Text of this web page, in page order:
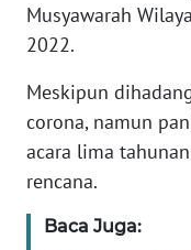
Musyawarah
2022.
Meskipun
corona, namun
acara lima
rencana.
Baca Juga:
DISCLAIMER
Wahana
Regional